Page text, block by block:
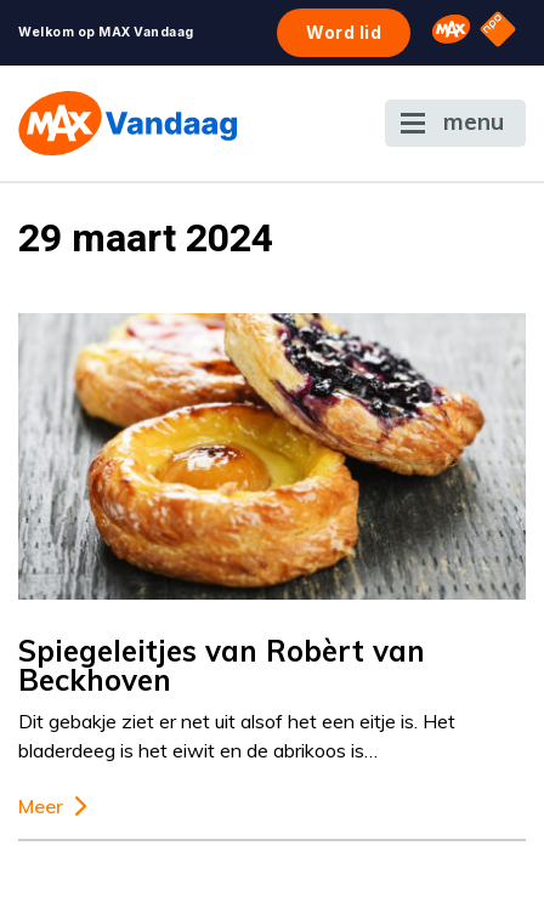
Welkom op MAX Vandaag Word lid Omroep
NPO
menu
29 maart 2024
Spiegeleitjes van Robèrt van
Beckhoven
Dit gebakje ziet er net uit alsof het een eitje is. Het
bladerdeeg is het eiwit en de abrikoos is…
Meer